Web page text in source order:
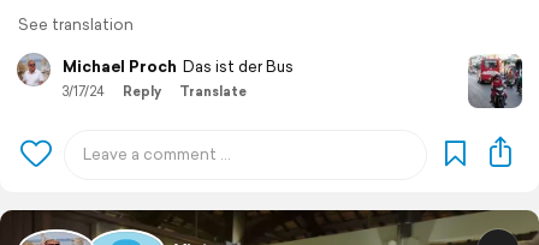
See translation
Michael Proch Das ist der Bus
3/17/24 Reply Translate